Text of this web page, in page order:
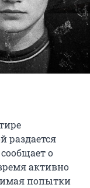
раздается
о
активно
попытки